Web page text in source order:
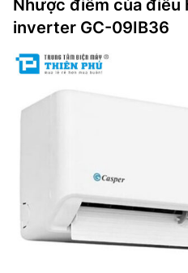
Nhược điểm của điều
inverter GC-09IB36